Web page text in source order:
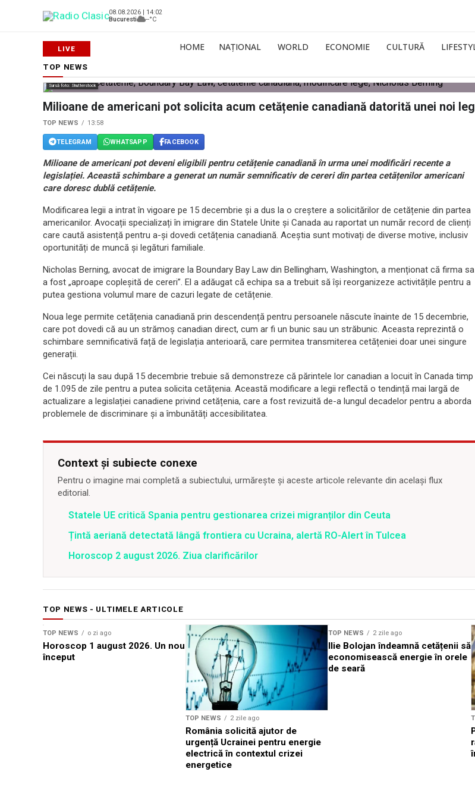
08.08.2026 | 14:02
Bucuresti
--°C
HOME NAȚIONAL WORLD ECONOMIE CULTURĂ
TOP NEWS
Sursă foto: Shutterstock
Milioane de americani pot solicita acum cetățenie canadiană datorită unei noi
TOP NEWS 13:58
TELEGRAM WHATSAPP FACEBOOK
Milioane de americani pot deveni eligibili pentru cetățenie canadiană în urma unei modificări recente a
legislației. Această schimbare a generat un număr semnificativ de cereri din partea cetățenilor americani
care doresc dublă cetățenie.
Modificarea legii a intrat în vigoare pe 15 decembrie și a dus la o creștere a solicitărilor de cetățenie din partea
americanilor. Avocații specializați în imigrare din Statele Unite și Canada au raportat un număr record de clienți
care caută asistență pentru a-și dovedi cetățenia canadiană. Aceștia sunt motivați de diverse motive, inclusiv
oportunități de muncă și legături familiale.
Nicholas Berning, avocat de imigrare la Boundary Bay Law din Bellingham, Washington, a menționat că firma sa
a fost „aproape copleșită de cereri”. El a adăugat că echipa sa a trebuit să își reorganizeze activitățile pentru a
putea gestiona volumul mare de cazuri legate de cetățenie.
Noua lege permite cetățenia canadiană prin descendență pentru persoanele născute înainte de 15 decembrie,
care pot dovedi că au un strămoș canadian direct, cum ar fi un bunic sau un străbunic. Aceasta reprezintă o
schimbare semnificativă față de legislația anterioară, care permitea transmiterea cetățeniei doar unei singure
generații.
Cei născuți la sau după 15 decembrie trebuie să demonstreze că părintele lor canadian a locuit în Canada timp
de 1.095 de zile pentru a putea solicita cetățenia. Această modificare a legii reflectă o tendință mai largă de
actualizare a legislației canadiene privind cetățenia, care a fost revizuită de-a lungul decadelor pentru a aborda
problemele de discriminare și a îmbunătăți accesibilitatea.
Context și subiecte conexe
Pentru o imagine mai completă a subiectului, urmărește și aceste articole relevante din același flux
editorial.
Statele UE critică Spania pentru gestionarea crizei migranților din Ceuta
Țintă aeriană detectată lângă frontiera cu Ucraina, alertă RO-Alert în Tulcea
Horoscop 2 august 2026. Ziua clarificărilor
TOP NEWS - ULTIMELE ARTICOLE
TOP NEWS o zi ago
Horoscop 1 august 2026. Un nou
început
TOP NEWS 2 zile ago
România solicită ajutor de
urgență Ucrainei pentru energie
electrică în contextul crizei
energetice
TOP NEWS 2 zile ago
Ilie Bolojan îndeamnă cetățenii să
economisească energie în orele
de seară